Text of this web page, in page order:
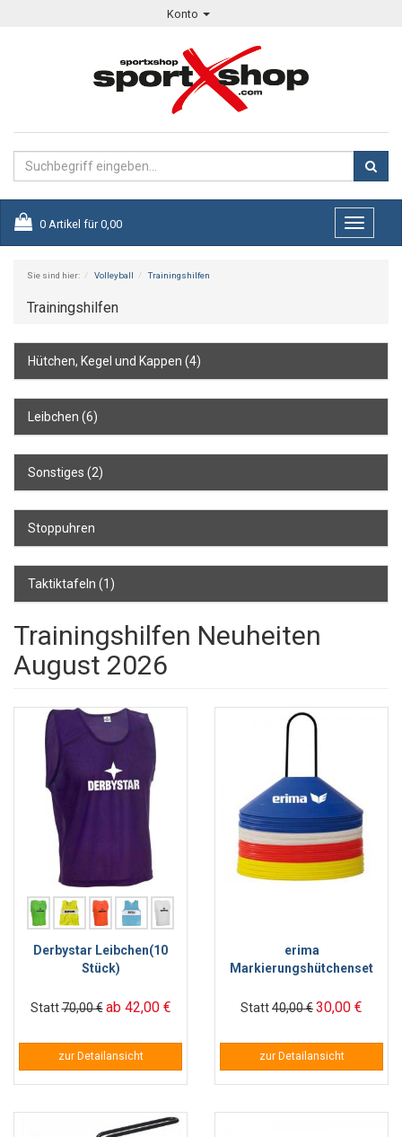
Konto
0 Artikel für 0,00
Toggle
Sie sind hier: Volleyball Trainingshilfen
Trainingshilfen
Hütchen, Kegel und Kappen (4)
Leibchen (6)
Sonstiges (2)
Stoppuhren
Taktiktafeln (1)
Trainingshilfen Neuheiten
August 2026
Derbystar Leibchen(10
Stück)
Statt70,00 € ab 42,00 €
zur Detailansicht
erima
Markierungshütchenset
Statt40,00 €30,00 €
zur Detailansicht